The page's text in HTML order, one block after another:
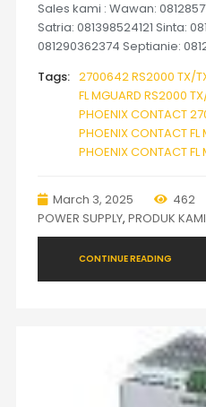
Sales kami : Wawan:
Satria: 081398524121 Sinta:
081290362374 Septianie:
Tags: 2700642 RS2000 TX/
FL MGUARD RS2000
PHOENIX CONTACT
PHOENIX CONTACT FL
PHOENIX CONTACT
March 3, 2025 462
POWER SUPPLY, PRODUK KAMI
CONTINUE READING